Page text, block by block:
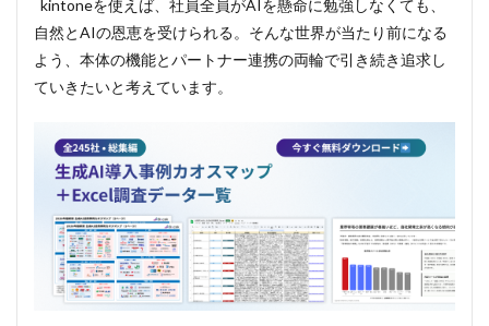
kintoneを使えば、社員全員がAIを懸命に勉強しなくても、
自然とAIの恩恵を受けられる。そんな世界が当たり前になる
よう、本体の機能とパートナー連携の両輪で引き続き追求し
ていきたいと考えています。